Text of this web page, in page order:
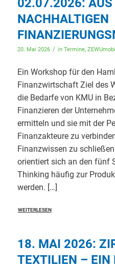
NACHHALTIGEN
20. Mai 2026 / in Termine,
Ein Workshop für den
Finanzwirtschaft Ziel des
die Bedarfe von KMU in
Finanzieren der
ermitteln und sie mit der
Finanzakteure zu
Finanzwissen zu
orientiert sich an den fünf
Thinking häufig zur
werden. […]
WEITERLESEN
18. MAI 2026:
TEXTILIEN – EIN